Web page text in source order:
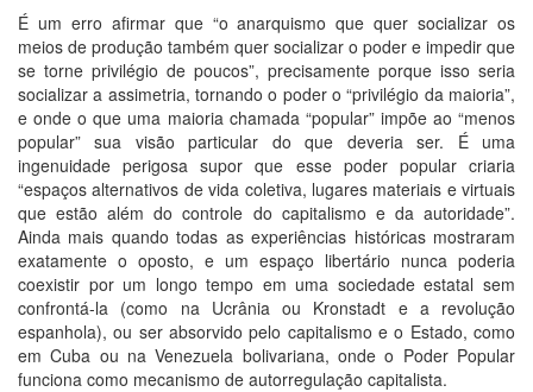
É um erro afirmar que “o anarquismo que quer socializar os
meios de produção também quer socializar o poder e impedir que
se torne privilégio de poucos”, precisamente porque isso seria
socializar a assimetria, tornando o poder o “privilégio da maioria”,
e onde o que uma maioria chamada “popular” impõe ao “menos
popular” sua visão particular do que deveria ser. É uma
ingenuidade perigosa supor que esse poder popular criaria
“espaços alternativos de vida coletiva, lugares materiais e virtuais
que estão além do controle do capitalismo e da autoridade”.
Ainda mais quando todas as experiências históricas mostraram
exatamente o oposto, e um espaço libertário nunca poderia
coexistir por um longo tempo em uma sociedade estatal sem
confrontá-la (como na Ucrânia ou Kronstadt e a revolução
espanhola), ou ser absorvido pelo capitalismo e o Estado, como
em Cuba ou na Venezuela bolivariana, onde o Poder Popular
funciona como mecanismo de autorregulação capitalista.